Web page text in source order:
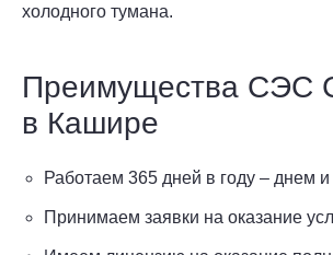
холодного тумана.
Преимущества СЭС
в Кашире
Работаем 365 дней в году – днем
Принимаем заявки на оказание